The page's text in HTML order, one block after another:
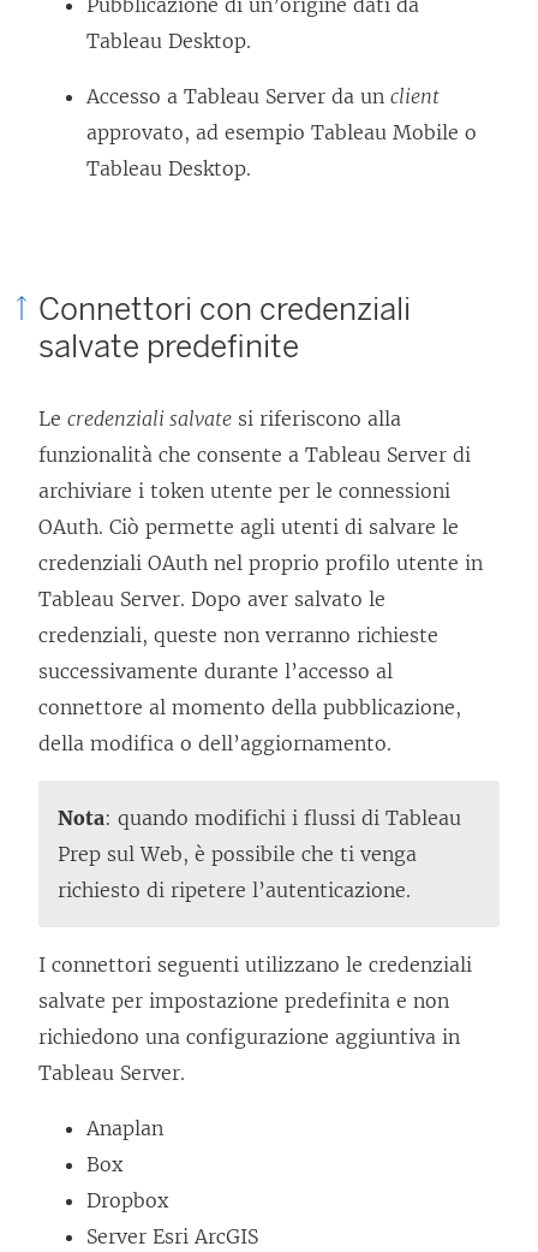
m
n
t
o
n
e
p
e
r
t
o
i
n
u
n
a
u
o
v
f
i
n
e
Tableau Desktop.
Accesso a Tableau Server da un client
approvato, ad esempio Tableau Mobile o
Tableau Desktop.
Connettori con credenziali
salvate predefinite
Le credenziali salvate si riferiscono alla
funzionalità che consente a Tableau Server di
archiviare i token utente per le connessioni
OAuth. Ciò permette agli utenti di salvare le
credenziali OAuth nel proprio profilo utente in
Tableau Server. Dopo aver salvato le
credenziali, queste non verranno richieste
successivamente durante l’accesso al
connettore al momento della pubblicazione,
della modifica o dell’aggiornamento.
Nota: quando modifichi i flussi di Tableau
Prep sul Web, è possibile che ti venga
richiesto di ripetere l’autenticazione.
I connettori seguenti utilizzano le credenziali
salvate per impostazione predefinita e non
richiedono una configurazione aggiuntiva in
Tableau Server.
Anaplan
Box
Dropbox
Server Esri ArcGIS